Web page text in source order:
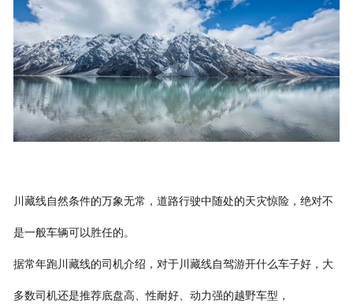
联系我们
川藏线自然条件的万象无常，道路行驶中随处的天灾惊险，绝对不
是一般车辆可以胜任的。
据常年跑川藏线的司机介绍，对于川藏线自驾游开什么车子好，大
多数司机还是推荐底盘高、性耐好、动力强的越野车型，